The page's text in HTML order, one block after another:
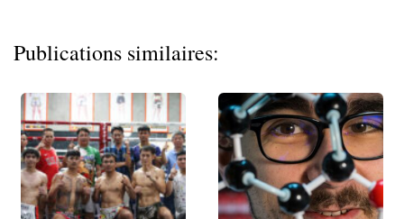
Publications similaires: